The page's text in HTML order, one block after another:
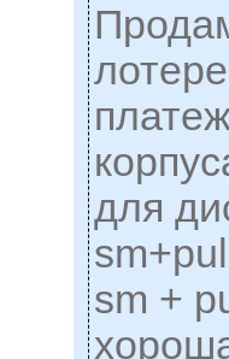
для
sm +